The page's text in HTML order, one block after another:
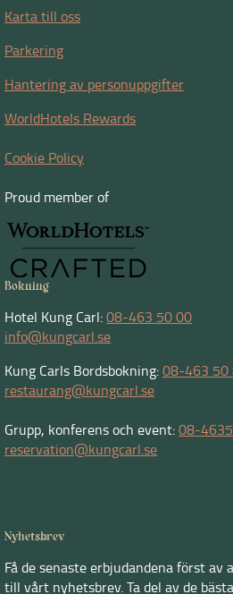
Karta till oss
Parkering
Hantering av personuppgifter
WorldHotels Rewards
Cookie Policy
Proud member of
Bokning
Hotel Kung Carl:08-463 50 00
info@kungcarl.se
Kung Carls Bordsbokning:08-463 50
restaurang@kungcarl.se
Grupp, konferens och event:08-
reservation@kungcarl.se
Nyhetsbrev
Få de senaste erbjudandena först av
till vårt nyhetsbrev. Ta del av de